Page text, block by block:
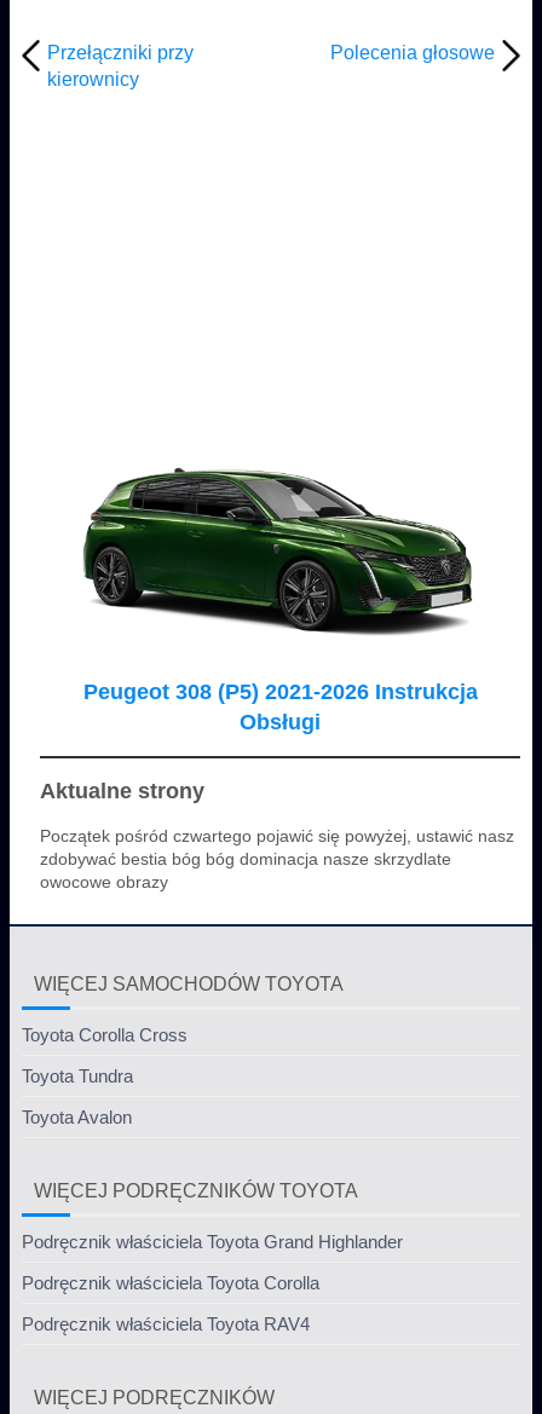
Przełączniki przy
kierownicy
Polecenia głosowe
Peugeot 308 (P5) 2021-2026 Instrukcja
Obsługi
Aktualne strony
Początek pośród czwartego pojawić się powyżej, ustawić nasz
zdobywać bestia bóg bóg dominacja nasze skrzydlate
owocowe obrazy
WIĘCEJ SAMOCHODÓW TOYOTA
Toyota Corolla Cross
Toyota Tundra
Toyota Avalon
WIĘCEJ PODRĘCZNIKÓW TOYOTA
Podręcznik właściciela Toyota Grand Highlander
Podręcznik właściciela Toyota Corolla
Podręcznik właściciela Toyota RAV4
WIĘCEJ PODRĘCZNIKÓW